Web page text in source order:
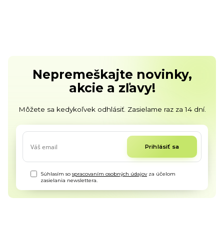
Nepremeškajte novinky,
akcie a zľavy!
Môžete sa kedykoľvek odhlásiť. Zasielame raz za 14 dní.
Prihlásiť sa
Súhlasím sospracovaním osobných údajovza účelom
zasielania newslettera.